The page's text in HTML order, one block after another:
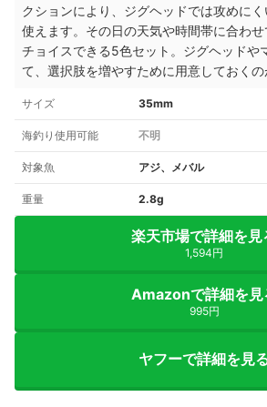
クションにより、ジグヘッドでは攻めに
使えます。その日の天気や時間帯に合わ
チョイスできる5色セット。ジグヘッドや
て、選択肢を増やすために用意しておくの
サイズ 35mm
海釣り使用可能 不明
対象魚 アジ、メバル
重量 2.8g
楽天市場で詳細を見
1,594円
Amazonで詳細を見
995円
ヤフーで詳細を見